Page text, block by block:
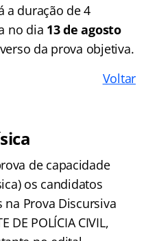
a duração de 4
no dia 13 de agosto
da prova objetiva.
Voltar
de capacidade
os candidatos
Prova Discursiva
DE POLÍCIA CIVIL,